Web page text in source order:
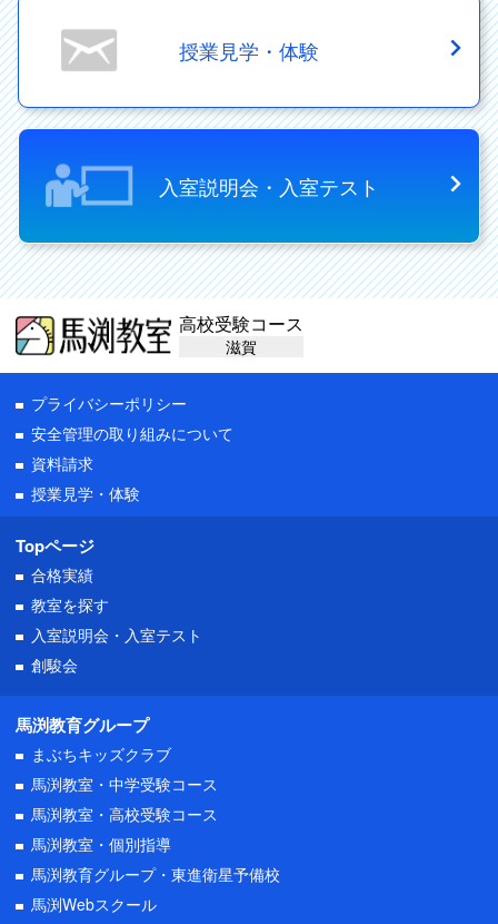
授業見学・体験
入室説明会・入室テスト
高校受験コース
滋賀
プライバシーポリシー
安全管理の取り組みについて
資料請求
授業見学・体験
Topページ
合格実績
教室を探す
入室説明会・ 入室テスト
創駿会
馬渕教育グループ
まぶちキッズクラブ
馬渕教室・中学受験コース
馬渕教室・高校受験コース
馬渕教室・個別指導
馬渕教育グループ・東進衛星予備校
馬渕Webスクール